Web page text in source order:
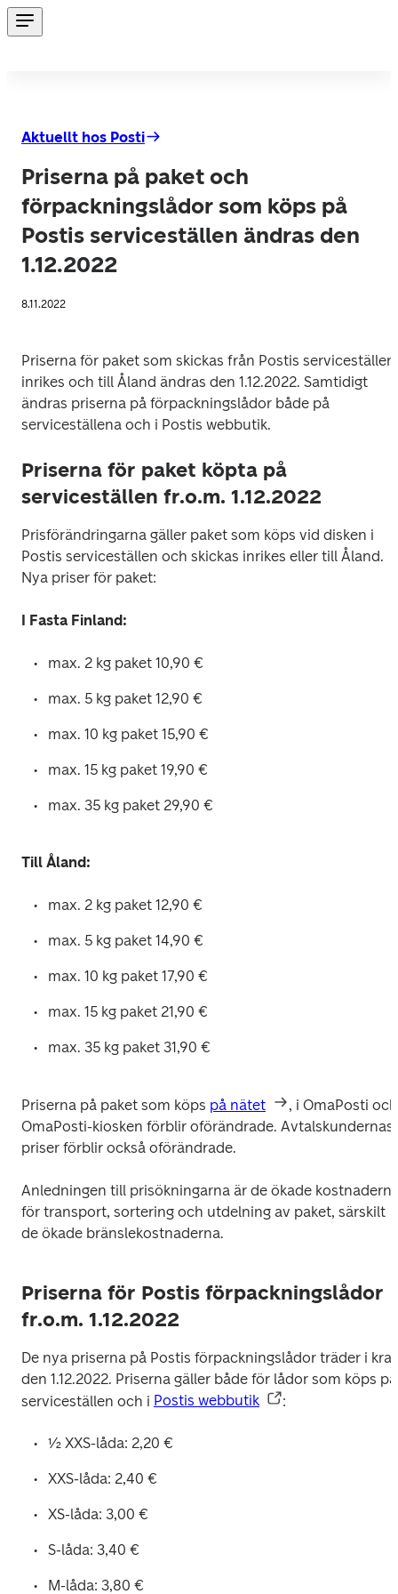
Aktuellt hos Posti
Priserna på paket och
förpackningslådor som köps på
Postis serviceställen ändras den
1.12.2022
8.11.2022
Priserna för paket som skickas från Postis serviceställen
inrikes och till Åland ändras den 1.12.2022. Samtidigt
ändras priserna på förpackningslådor både på
serviceställena och i Postis webbutik.
Priserna för paket köpta på
serviceställen fr.o.m. 1.12.2022
Prisförändringarna gäller paket som köps vid disken i
Postis serviceställen och skickas inrikes eller till Åland.
Nya priser för paket:
I Fasta Finland:
max. 2 kg paket 10,90 €
max. 5 kg paket 12,90 €
max. 10 kg paket 15,90 €
max. 15 kg paket 19,90 €
max. 35 kg paket 29,90 €
Till Åland:
max. 2 kg paket 12,90 €
max. 5 kg paket 14,90 €
max. 10 kg paket 17,90 €
max. 15 kg paket 21,90 €
max. 35 kg paket 31,90 €
Priserna på paket som köps på nätet
, i OmaPosti och
OmaPosti-kiosken förblir oförändrade. Avtalskundernas
priser förblir också oförändrade.
Anledningen till prisökningarna är de ökade
för transport, sortering och utdelning av paket, särskilt
de ökade bränslekostnaderna.
Priserna för Postis förpackningslådor
fr.o.m. 1.12.2022
De nya priserna på Postis förpackningslådor träder i
den 1.12.2022. Priserna gäller både för lådor som köps på
serviceställen och i Postis webbutik :
½ XXS-låda: 2,20 €
XXS-låda: 2,40 €
XS-låda: 3,00 €
S-låda: 3,40 €
M-låda: 3,80 €